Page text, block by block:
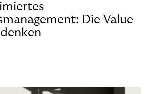
Die Value